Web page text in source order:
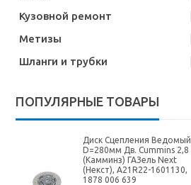
Кузовной ремонт
Метизы
Шланги и трубки
ПОПУЛЯРНЫЕ ТОВАРЫ
Диск Сцепления Ведомый
D=280мм Дв. Cummins 2,8
(Камминз) ГАЗель Next
(Некст), A21R22-1601130,
1878 006 639